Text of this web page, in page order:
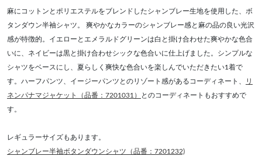
麻にコットンとポリエステルをブレンドしたシャンブレー生地を使用した、ボ
タンダウン半袖シャツ。 爽やかなカラーのシャンブレー感と麻の品の良い光沢
感が特徴的。イエローとエメラルドグリーンは白と掛け合わせた爽やかな色合
いに、ネイビーは黒と掛け合わせシックな色合いに仕上げました。シンプルな
シャツをベースにし、夏らしく爽快な色合いを楽しんでいただきたい1着で
す。ハーフパンツ、イージーパンツとのリゾート感があるコーディネート、
リ
ネンパナマジャケット（品番：7201031）
とのコーディネートもおすすめで
す。
レギュラーサイズもあります。
シャンブレー半袖ボタンダウンシャツ（品番：7201232)